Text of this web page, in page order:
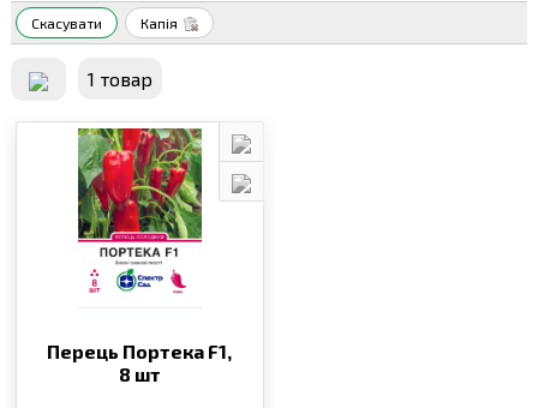
Скасувати Капія
1 товар
Перець Портека F1,
8 шт